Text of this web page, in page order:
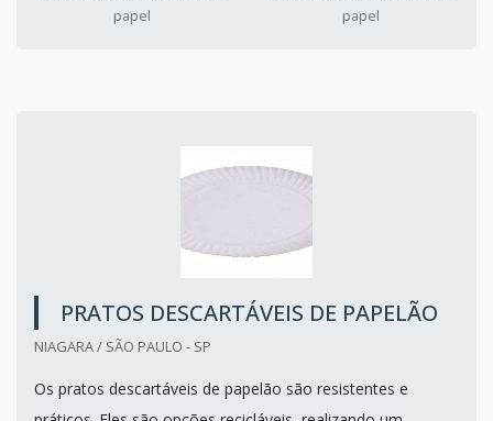
papel
papel
PRATOS DESCARTÁVEIS DE PAPELÃO
NIAGARA / SÃO PAULO - SP
Os pratos descartáveis de papelão são resistentes e